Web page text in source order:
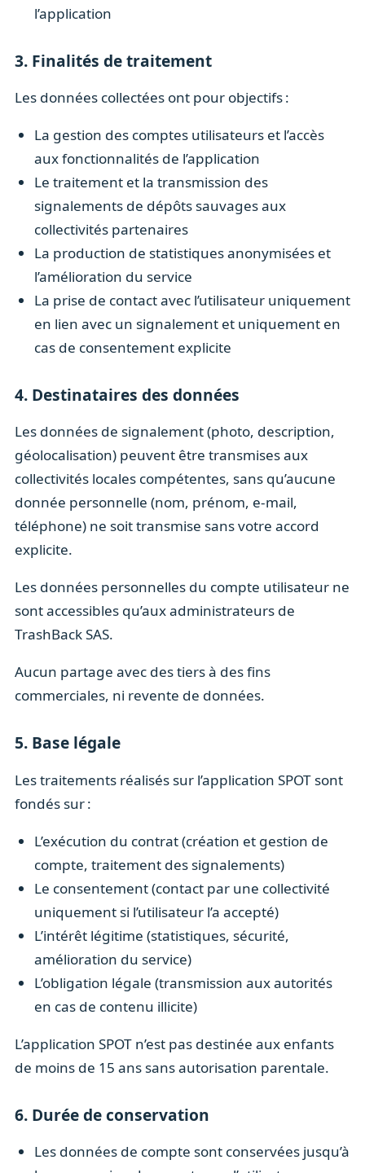
l’application
3. Finalités de traitement
Les données collectées ont pour objectifs :
La gestion des comptes utilisateurs et l’accès
aux fonctionnalités de l’application
Le traitement et la transmission des
signalements de dépôts sauvages aux
collectivités partenaires
La production de statistiques anonymisées et
l’amélioration du service
La prise de contact avec l’utilisateur uniquement
en lien avec un signalement et uniquement en
cas de consentement explicite
4. Destinataires des données
Les données de signalement (photo, description,
géolocalisation) peuvent être transmises aux
collectivités locales compétentes, sans qu’aucune
donnée personnelle (nom, prénom, e-mail,
téléphone) ne soit transmise sans votre accord
explicite.
Les données personnelles du compte utilisateur ne
sont accessibles qu’aux administrateurs de
TrashBack SAS.
Aucun partage avec des tiers à des fins
commerciales, ni revente de données.
5. Base légale
Les traitements réalisés sur l’application SPOT sont
fondés sur :
L’exécution du contrat (création et gestion de
compte, traitement des signalements)
Le consentement (contact par une collectivité
uniquement si l’utilisateur l’a accepté)
L’intérêt légitime (statistiques, sécurité,
amélioration du service)
L’obligation légale (transmission aux autorités
en cas de contenu illicite)
L’application SPOT n’est pas destinée aux enfants
de moins de 15 ans sans autorisation parentale.
6. Durée de conservation
Les données de compte sont conservées jusqu’à